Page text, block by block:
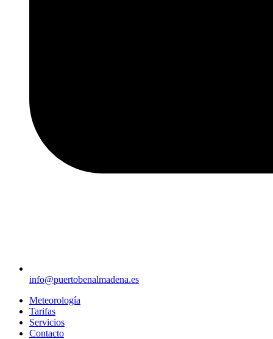
info@puertobenalmadena.es
Meteorología
Tarifas
Servicios
Contacto